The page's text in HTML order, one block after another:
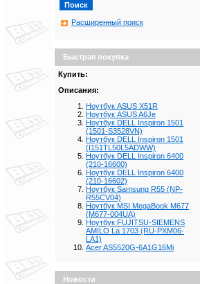
Расширенный поиск
Быстрая покупка
Купить:
Описания:
Ноутбук ASUS X51R
Ноутбук ASUS A6Je
Ноутбук DELL Inspiron 1501
(1501-S3528VN)
Ноутбук DELL Inspiron 1501
(I151TL50L5ADWW)
Ноутбук DELL Inspiron 6400
(210-16600)
Ноутбук DELL Inspiron 6400
(210-16602)
Ноутбук Samsung R55 (NP-
R55CV04)
Ноутбук MSI MegaBook M677
(M677-004UA)
Ноутбук FUJITSU-SIEMENS
AMILO La 1703 (RU-PXM06-
LA1)
Acer AS5520G-6A1G16Mi
Новости